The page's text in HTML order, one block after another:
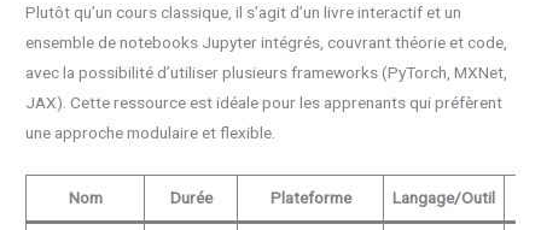
Plutôt qu’un cours classique, il s’agit d’un livre interactif et un
ensemble de notebooks Jupyter intégrés, couvrant théorie et code,
avec la possibilité d’utiliser plusieurs frameworks (PyTorch, MXNet,
JAX). Cette ressource est idéale pour les apprenants qui préfèrent
une approche modulaire et flexible.
Nom Durée Plateforme Langage/Outil